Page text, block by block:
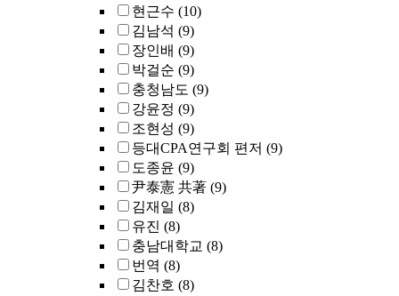
현근수 (10)
김남석 (9)
장인배 (9)
박걸순 (9)
충청남도 (9)
강윤정 (9)
조현성 (9)
등대CPA연구회 편저 (9)
도종윤 (9)
尹泰憲 共著 (9)
김재일 (8)
유진 (8)
충남대학교 (8)
번역 (8)
김찬호 (8)